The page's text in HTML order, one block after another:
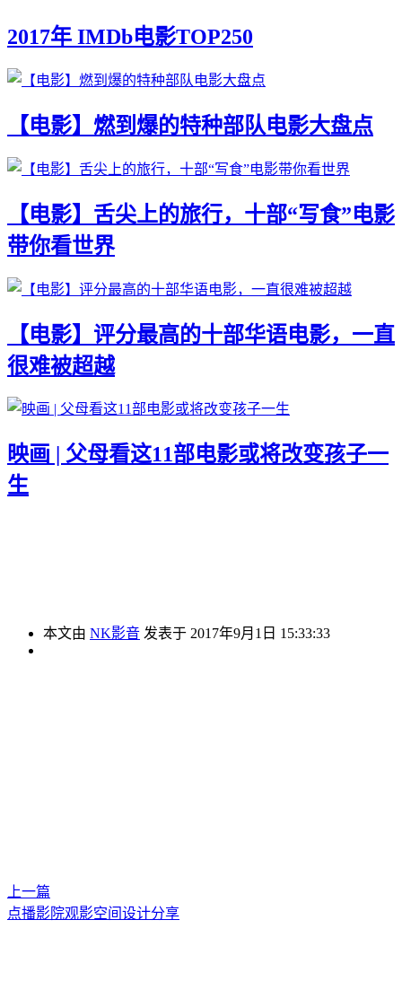
2017年 IMDb电影TOP250
【电影】燃到爆的特种部队电影大盘点
【电影】舌尖上的旅行，十部“写食”电影
带你看世界
【电影】评分最高的十部华语电影，一直
很难被超越
映画 | 父母看这11部电影或将改变孩子一
生
本文由 NK影音 发表于 2017年9月1日 15:33:33
上一篇
点播影院观影空间设计分享